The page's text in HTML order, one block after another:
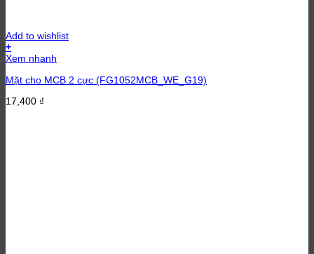
Add to wishlist
+
Xem nhanh
Mặt cho MCB 2 cực (FG1052MCB_WE_G19)
17,400 ₫